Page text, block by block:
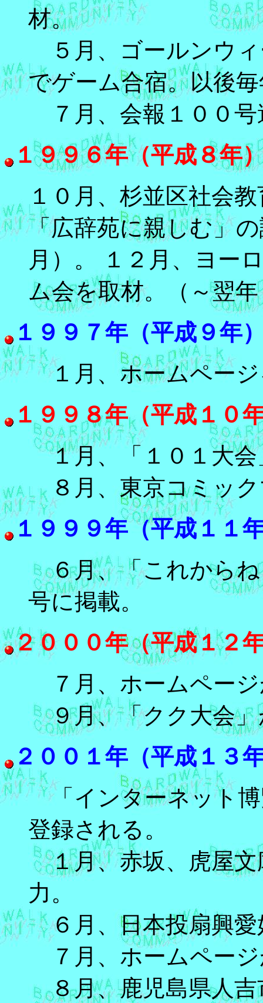
材。
５月、ゴールンウ
でゲーム合宿。以後
７月、会報１００号
１９９６年（平成８年
１０月、杉並区社会
「広辞苑に親しむ」
月）。 １２月、ヨー
ム会を取材。（～翌
１９９７年（平成９年
１月、ホームページ
１９９８年（平成１０
１月、「１０１大会
８月、東京コミック
１９９９年（平成１１
６月、「これからね
号に掲載。
２０００年（平成１２
７月、ホームペー
９月、「クク大会」
２００１年（平成１３
「インターネット博
登録される。
１月、赤坂、虎屋文
力。
６月、日本投扇興愛
７月、ホームペー
８月、鹿児島県人吉